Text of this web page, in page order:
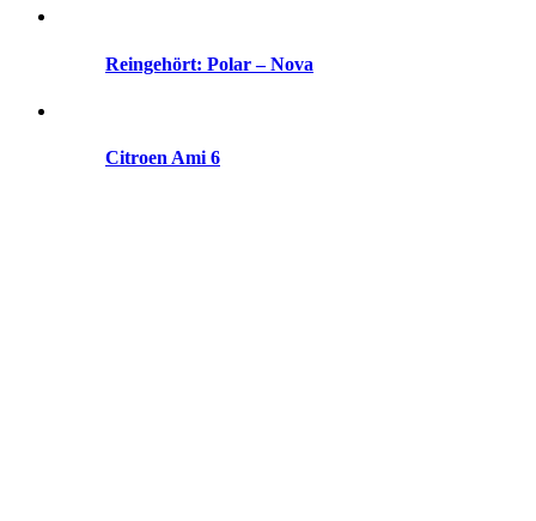
Reingehört: Polar – Nova
Citroen Ami 6